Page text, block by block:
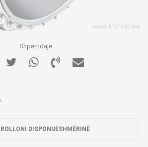
Shpërndaje
DISPONUESHMËRINË